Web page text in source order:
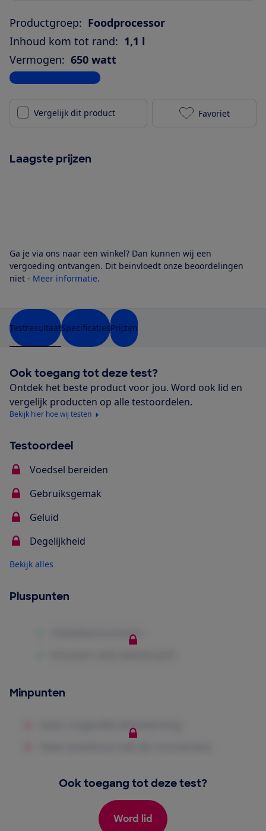
Productgroep: Foodprocessor
Inhoud kom tot rand: 1,1 l
Vermogen: 650 watt
Bekijk alle specificaties
Vergelijk dit product Magimix CS
Favoriet
Laagste prijzen
Ga je via ons naar een winkel? Dan kunnen wij een
vergoeding ontvangen. Dit beïnvloedt onze beoordelingen
niet - Meer informatie.
TestresultaatSpecificatiesPrijzen
Ook toegang tot deze test?
Ontdek het beste product voor jou. Word ook lid en
vergelijk producten op alle testoordelen.
Bekijk hier hoe wij testen
Testoordeel
Voedsel bereiden
Gebruiksgemak
Geluid
Degelijkheid
Bekijk alles
Pluspunten
Minpunten
Ook toegang tot deze test?
Word lid